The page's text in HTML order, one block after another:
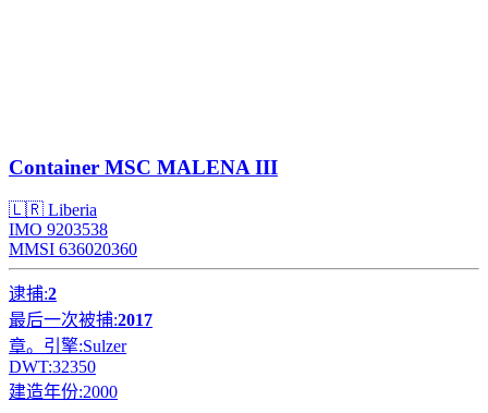
Container MSC MALENA III
🇱🇷 Liberia
IMO 9203538
MMSI 636020360
逮捕:2
最后一次被捕:2017
章。引擎:Sulzer
DWT:32350
建造年份:2000